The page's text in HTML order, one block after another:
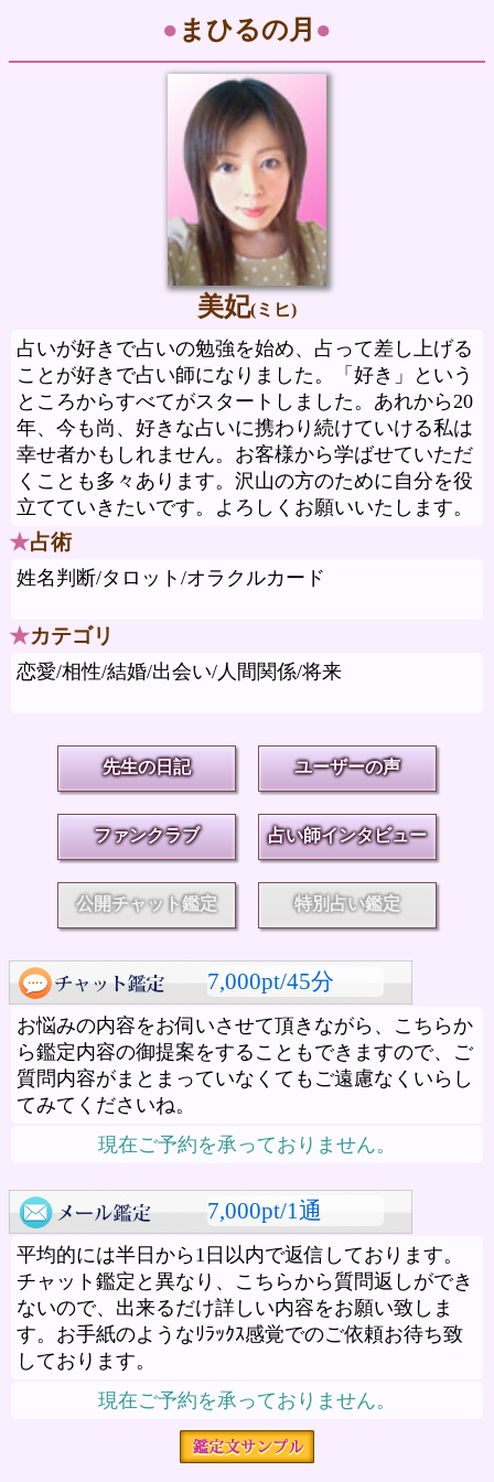
● まひるの月 ●
美妃(ミヒ)
占いが好きで占いの勉強を始め、占って差し上げる
ことが好きで占い師になりました。「好き」という
ところからすべてがスタートしました。あれから20
年、今も尚、好きな占いに携わり続けていける私は
幸せ者かもしれません。お客様から学ばせていただ
くことも多々あります。沢山の方のために自分を役
立てていきたいです。よろしくお願いいたします。
★占術
姓名判断/タロット/オラクルカード
★カテゴリ
恋愛/相性/結婚/出会い/人間関係/将来
先生の日記 ユーザーの声
ファンクラブ 占い師インタビュー
公開チャット鑑定 特別占い鑑定
7,000pt/45分
お悩みの内容をお伺いさせて頂きながら、こちらか
ら鑑定内容の御提案をすることもできますので、ご
質問内容がまとまっていなくてもご遠慮なくいらし
てみてくださいね。
現在ご予約を承っておりません。
7,000pt/1通
平均的には半日から1日以内で返信しております。
チャット鑑定と異なり、こちらから質問返しができ
ないので、出来るだけ詳しい内容をお願い致しま
す。お手紙のようなﾘﾗｯｸｽ感覚でのご依頼お待ち致
しております。
現在ご予約を承っておりません。